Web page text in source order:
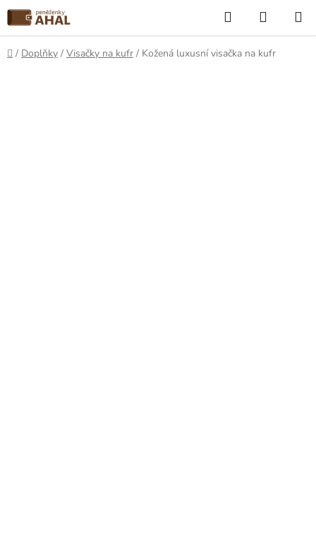
Přejít
na
obsah
Hledat
KOŠÍK
Domů
/ Doplňky / Visačky na kufr / Kožená luxusní visačka na kufr